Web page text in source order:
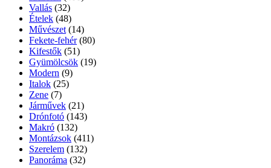
Vallás (32)
Ételek (48)
Művészet (14)
Fekete-fehér (80)
Kifestők (51)
Gyümölcsök (19)
Modern (9)
Italok (25)
Zene (7)
Járművek (21)
Drónfotó (143)
Makró (132)
Montázsok (411)
Szerelem (132)
Panoráma (32)